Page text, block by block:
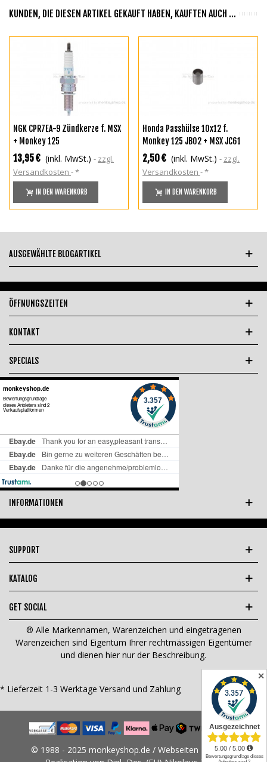
KUNDEN, DIE DIESEN ARTIKEL GEKAUFT HABEN, KAUFTEN AUCH ...
NGK CPR7EA-9 Zündkerze f. MSX
+ Monkey 125
13,95 € (inkl. MwSt.)
zzgl.
Versandkosten
*
IN DEN WARENKORB
Honda Passhülse 10x12 f.
Monkey 125 JB02 + MSX JC61
JC75
2,50 € (inkl. MwSt.)
zzgl.
Versandkosten
*
IN DEN WARENKORB
AUSGEWÄHLTE BLOGARTIKEL
ÖFFNUNGSZEITEN
KONTAKT
SPECIALS
✕
INFORMATIONEN
SUPPORT
KATALOG
GET SOCIAL
® Alle Markennamen, Warenzeichen und eingetragenen
Warenzeichen sind Eigentum Ihrer rechtmässigen Eigentümer
und dienen hier nur der Beschreibung.
* Lieferzeit 1-3 Werktage Versand und Zahlung
© 1988 - 2025 monkeyshop.de / Webseiten Design &